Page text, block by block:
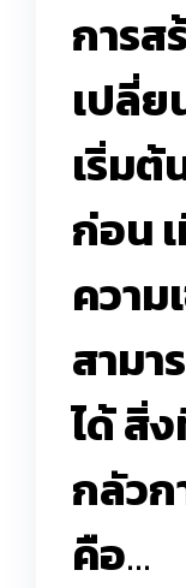
การส
เปลี่
เริ่มต้
ก่อน
ความ
สาม
ได้ สิ่
กลัว
คือ…